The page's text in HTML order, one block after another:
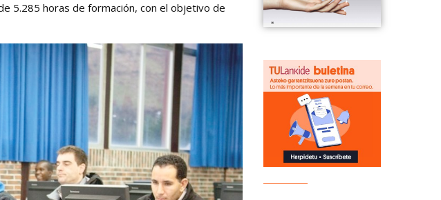
5.285 horas de formación, con el objetivo de